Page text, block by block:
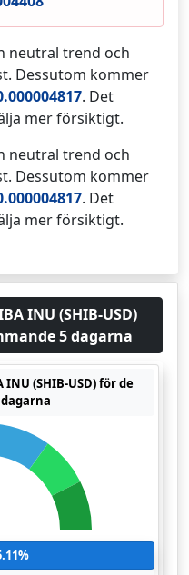
neutral trend och
Dessutom kommer
. Det
mer försiktigt.
neutral trend och
Dessutom kommer
. Det
mer försiktigt.
INU (SHIB-USD)
5 dagarna
(SHIB-USD) för de